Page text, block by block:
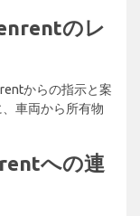
のレ
からの指示と案
車両から所有物
への連